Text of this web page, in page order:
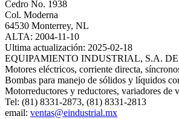
Cedro No. 1938
Col. Moderna
64530 Monterrey, NL
ALTA: 2004-11-10
Ultima actualización: 2025-02-18
EQUIPAMIENTO INDUSTRIAL, S.A. DE
Motores eléctricos, corriente directa,
Bombas para manejo de sólidos y líquidos
Motorreductores y reductores, variadores de
Tel: (81) 8331-2873, (81) 8331-2813
email: ventas@eindustrial.mx